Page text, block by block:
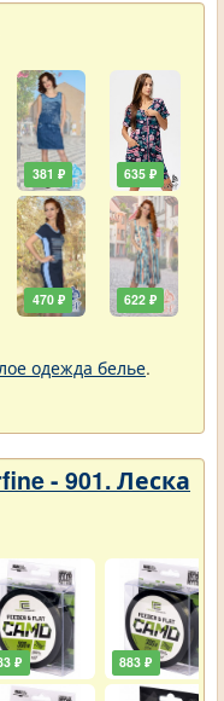
381 ₽
470 ₽
635 ₽
622 ₽
одежда белье.
- 901. Леска
₽ 883 ₽